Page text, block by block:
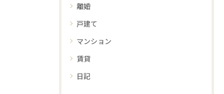
離婚
戸建て
マンション
賃貸
日記